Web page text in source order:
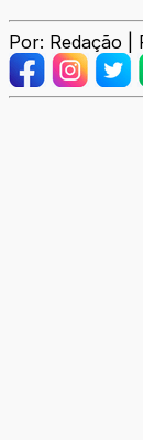
Por: Redação |